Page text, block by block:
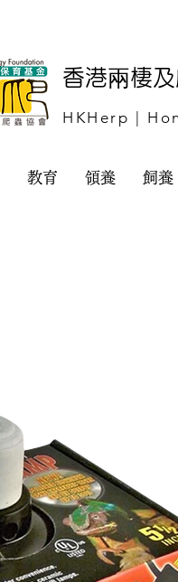
香港兩棲
HKHerp |
教育 領養 飼養